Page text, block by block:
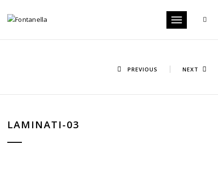
Toggle
PREVIOUS NEXT
LAMINATI-03